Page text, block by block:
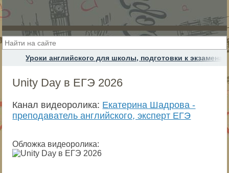
Уроки английского для школы, подготовки к
Unity Day в ЕГЭ 2026
Канал видеоролика: Екатерина Шадрова -
преподаватель английского, эксперт ЕГЭ
Обложка видеоролика: